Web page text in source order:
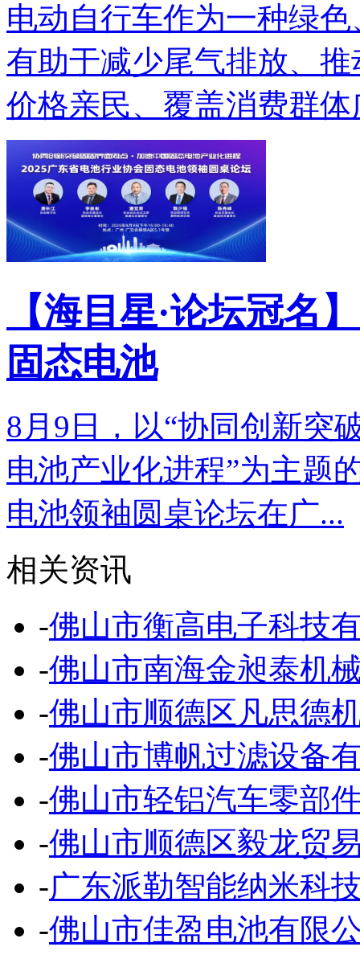
电动自行车作为一种绿
有助于减少尾气排放、
价格亲民、覆盖消费群体
【海目星·论坛冠名
固态电池
8月9日，以“协同创新突
电池产业化进程”为主题
电池领袖圆桌论坛在广...
相关资讯
-佛山市衡高电子科技
-佛山市南海金昶泰机
-佛山市顺德区凡思德
-佛山市博帆过滤设备
-佛山市轻铝汽车零部
-佛山市顺德区毅龙贸
-广东派勒智能纳米科
-佛山市佳盈电池有限